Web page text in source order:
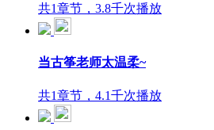
共1章节，3.8千次播放
当古筝老师太温柔~
共1章节，4.1千次播放